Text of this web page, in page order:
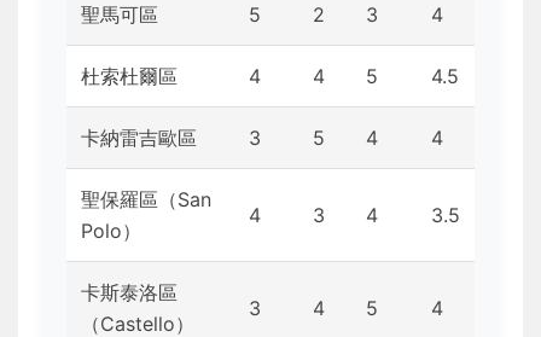
聖馬可區 5 2 3 4
杜索杜爾區 4 4 5 4.5
卡納雷吉歐區 3 5 4 4
聖保羅區（San
Polo）
4 3 4 3.5
卡斯泰洛區
（Castello）
3 4 5 4